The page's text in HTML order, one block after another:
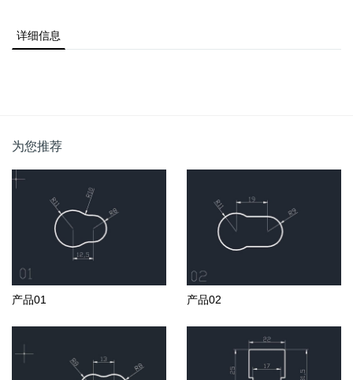
详细信息
为您推荐
产品01 产品02